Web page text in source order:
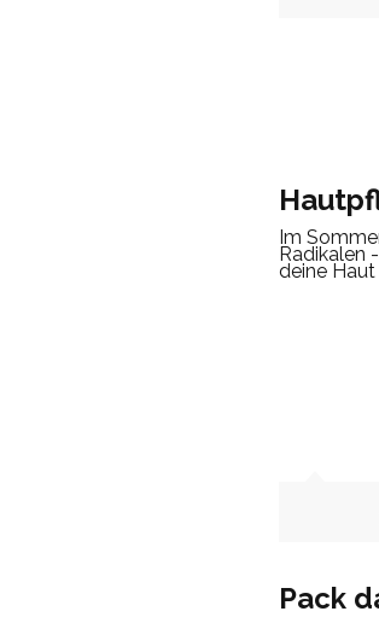
Im
Radikalen
deine
Pack